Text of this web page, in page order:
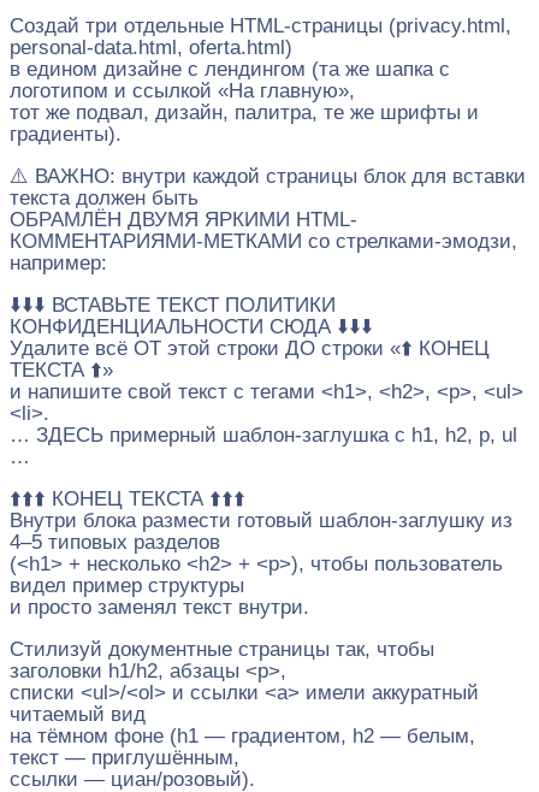
Создай три отдельные HTML-страницы (privacy.html,
personal-data.html, oferta.html)
в едином дизайне с лендингом (та же шапка с
логотипом и ссылкой «На главную»,
тот же подвал, дизайн, палитра, те же шрифты и
градиенты).
⚠️ ВАЖНО: внутри каждой страницы блок для вставки
текста должен быть
ОБРАМЛЁН ДВУМЯ ЯРКИМИ HTML-
КОММЕНТАРИЯМИ-МЕТКАМИ со стрелками-эмодзи,
например:
⬇️⬇️⬇️ ВСТАВЬТЕ ТЕКСТ ПОЛИТИКИ
КОНФИДЕНЦИАЛЬНОСТИ СЮДА ⬇️⬇️⬇️
Удалите всё ОТ этой строки ДО строки «⬆️ КОНЕЦ
ТЕКСТА ⬆️»
и напишите свой текст с тегами <h1>, <h2>, <p>, <ul>
<li>.
… ЗДЕСЬ примерный шаблон-заглушка с h1, h2, p, ul
…
⬆️⬆️⬆️ КОНЕЦ ТЕКСТА ⬆️⬆️⬆️
Внутри блока размести готовый шаблон-заглушку из
4–5 типовых разделов
(<h1> + несколько <h2> + <p>), чтобы пользователь
видел пример структуры
и просто заменял текст внутри.
Стилизуй документные страницы так, чтобы
заголовки h1/h2, абзацы <p>,
списки <ul>/<ol> и ссылки <a> имели аккуратный
читаемый вид
на тёмном фоне (h1 — градиентом, h2 — белым,
текст — приглушённым,
ссылки — циан/розовый).